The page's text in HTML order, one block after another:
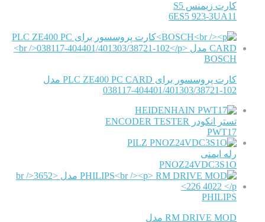
کارت زیمنس S5
6ES5 923-3UA11
BOSCH
کارت پروسسور برای PLC ZE400 PC CARD مدل
038117-404401/401303/38721-102
HEIDENHAIN
تستر انکودر ENCODER TESTER
PWT17
PILZ
رله ایمنی
PNOZ24VDC3S1O
PHILIPS
RM DRIVE MOD مدل